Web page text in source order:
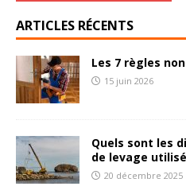
ARTICLES RÉCENTS
Les 7 règles
15 juin 2026
Quels sont les
de levage
20 décembre 2025